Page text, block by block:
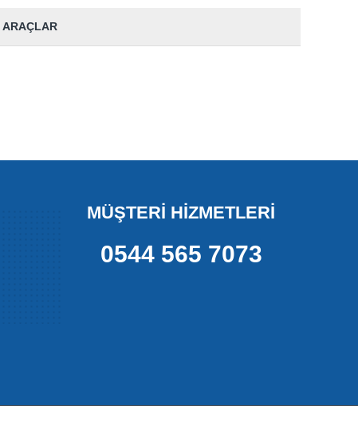
ARAÇLAR
MÜŞTERİ HİZMETLERİ
0544 565 7073